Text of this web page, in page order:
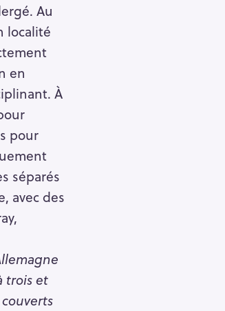
Au
localité
en
À
pour
séparés
avec des
trois et